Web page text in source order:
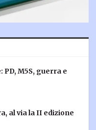
PD, M5S, guerra e
al via la II edizione